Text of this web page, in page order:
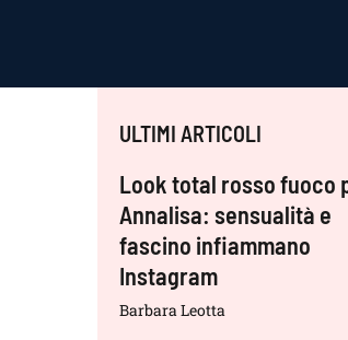
ULTIMI ARTICOLI
Look total rosso fuoco
Annalisa: sensualità e
fascino infiammano
Instagram
Barbara Leotta